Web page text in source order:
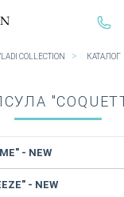
COLLECTION КАТАЛОГ
- NEW
- NEW